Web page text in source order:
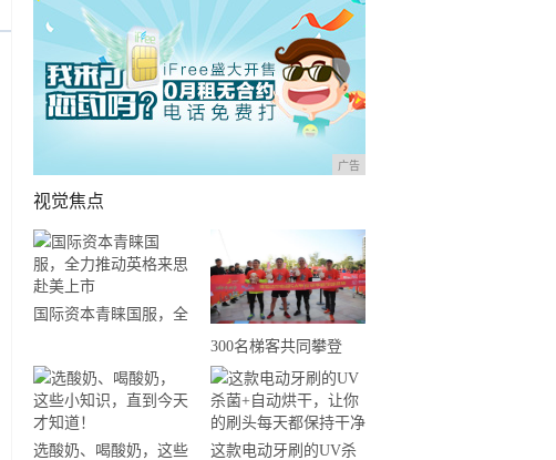
广告
视觉焦点
国际资本青睐国服，全
市
300名梯客共同攀登
2019国际垂直马拉松超
级精英赛顺德海骏达中
心站欢乐开跑
选酸奶、喝酸奶，这些
这款电动牙刷的UV杀